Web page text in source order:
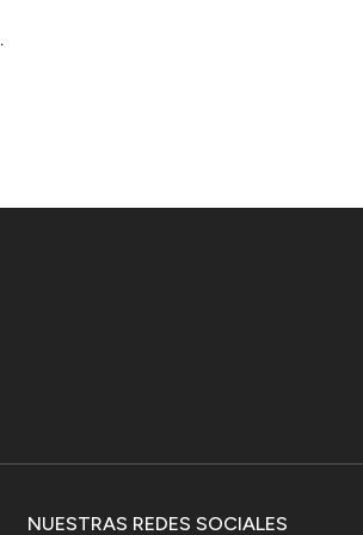
NUESTRAS REDES SOCIALES